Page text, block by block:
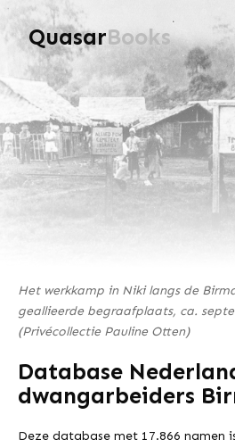
QuasarBooks
Het werkkamp in Niki langs de
geallieerde begraafplaats, ca.
(Privécollectie Pauline Otten)
Database
dwangarbeiders
Deze database met 17.866 namen